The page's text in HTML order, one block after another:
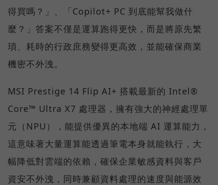
得買嗎？」、「Copilot+ PC 到底能幫我做什
麼？」答案不僅是運算跑得更快，而是將原先繁
瑣、耗時的行政庶務變得更高效，並能確保商業
機密不外洩。
MSI Prestige 14 Flip AI+ 搭載最新的 Intel®
Core™ Ultra X7 處理器，擁有強大的神經處理單
元（NPU），能提供優異的本地端 AI 運算能力，
這意味著大量運算能透過筆電本身就能執行，大
幅降低對雲端的依賴，確保企業敏感資料與客戶
資安不外洩，同時兼顧資料處理的速度與能源效